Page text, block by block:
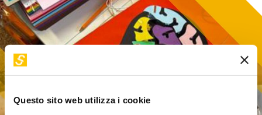
Questo sito web utilizza i cookie